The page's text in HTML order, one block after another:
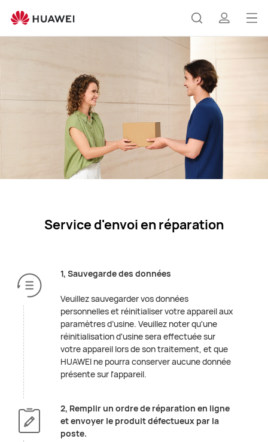
postale
Rechercher
profil
Service d'envoi en réparation
1, Sauvegarde des données
Veuillez sauvegarder vos données
personnelles et réinitialiser votre appareil aux
paramètres d’usine. Veuillez noter qu'une
réinitialisation d'usine sera effectuée sur
votre appareil lors de son traitement, et que
HUAWEI ne pourra conserver aucune donnée
présente sur l'appareil.
2, Remplir un ordre de réparation en ligne
et envoyer le produit défectueux par la
poste.